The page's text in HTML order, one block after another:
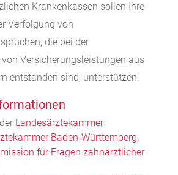
Krankenkassen sollen Ihre
Verfolgung von
die bei der
Versicherungsleistungen aus
entstanden sind, unterstützen.
Landesärztekammer
Baden-Württemberg:
für Fragen zahnärztlicher